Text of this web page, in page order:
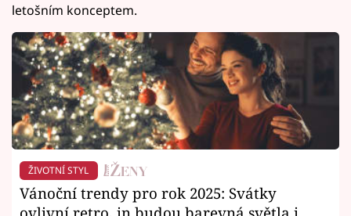
letošním konceptem.
ŽIVOTNÍ STYL
Vánoční trendy pro rok 2025: Svátky
ovlivní retro, in budou barevná světla i